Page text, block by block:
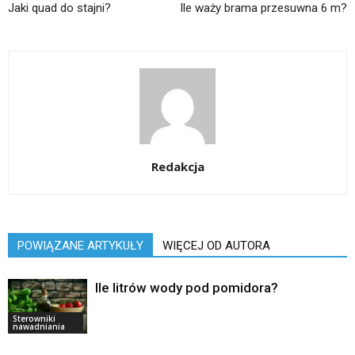
Jaki quad do stajni? Ile waży brama przesuwna 6 m?
Redakcja
POWIĄZANE ARTYKUŁY WIĘCEJ OD AUTORA
Sterowniki
nawadniania
Ile litrów wody pod pomidora?